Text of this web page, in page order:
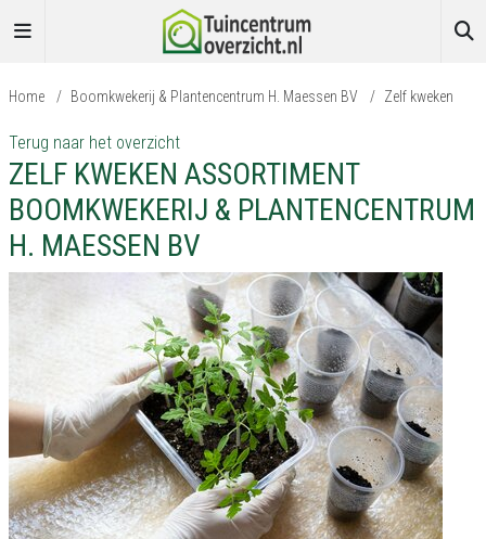
Home / Boomkwekerij & Plantencentrum H. Maessen BV / Zelf kweken
Terug naar het overzicht
ZELF KWEKEN ASSORTIMENT
BOOMKWEKERIJ & PLANTENCENTRUM
H. MAESSEN BV